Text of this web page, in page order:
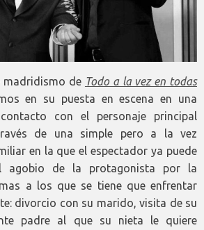
madridismo de Todo a la vez en todas
en su puesta en escena en una
con el personaje principal
de una simple pero a la vez
en la que el espectador ya puede
agobio de la protagonista por la
a los que se tiene que enfrentar
divorcio con su marido, visita de su
padre al que su nieta le quiere